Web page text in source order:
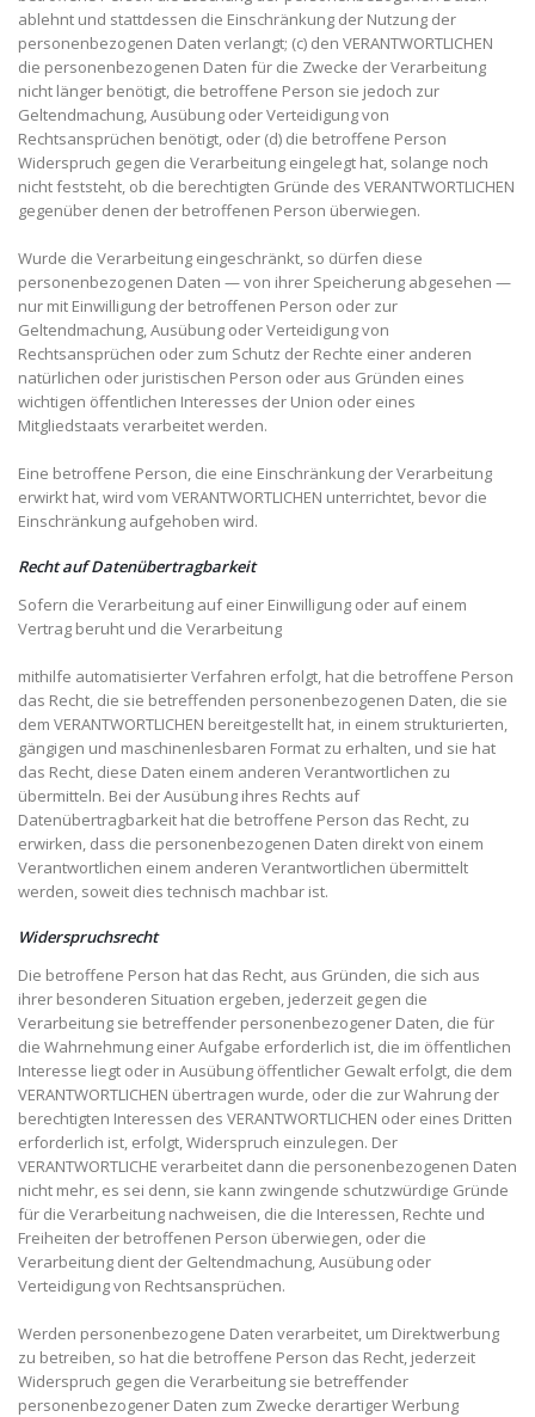
ablehnt und stattdessen die Einschränkung der Nutzung der
personenbezogenen Daten verlangt; (c) den VERANTWORTLICHEN
die personenbezogenen Daten für die Zwecke der Verarbeitung
nicht länger benötigt, die betroffene Person sie jedoch zur
Geltendmachung, Ausübung oder Verteidigung von
Rechtsansprüchen benötigt, oder (d) die betroffene Person
Widerspruch gegen die Verarbeitung eingelegt hat, solange noch
nicht feststeht, ob die berechtigten Gründe des VERANTWORTLICHEN
gegenüber denen der betroffenen Person überwiegen.
Wurde die Verarbeitung eingeschränkt, so dürfen diese
personenbezogenen Daten — von ihrer Speicherung abgesehen —
nur mit Einwilligung der betroffenen Person oder zur
Geltendmachung, Ausübung oder Verteidigung von
Rechtsansprüchen oder zum Schutz der Rechte einer anderen
natürlichen oder juristischen Person oder aus Gründen eines
wichtigen öffentlichen Interesses der Union oder eines
Mitgliedstaats verarbeitet werden.
Eine betroffene Person, die eine Einschränkung der Verarbeitung
erwirkt hat, wird vom VERANTWORTLICHEN unterrichtet, bevor die
Einschränkung aufgehoben wird.
Recht auf Datenübertragbarkeit
Sofern die Verarbeitung auf einer Einwilligung oder auf einem
Vertrag beruht und die Verarbeitung
mithilfe automatisierter Verfahren erfolgt, hat die betroffene Person
das Recht, die sie betreffenden personenbezogenen Daten, die sie
dem VERANTWORTLICHEN bereitgestellt hat, in einem strukturierten,
gängigen und maschinenlesbaren Format zu erhalten, und sie hat
das Recht, diese Daten einem anderen Verantwortlichen zu
übermitteln. Bei der Ausübung ihres Rechts auf
Datenübertragbarkeit hat die betroffene Person das Recht, zu
erwirken, dass die personenbezogenen Daten direkt von einem
Verantwortlichen einem anderen Verantwortlichen übermittelt
werden, soweit dies technisch machbar ist.
Widerspruchsrecht
Die betroffene Person hat das Recht, aus Gründen, die sich aus
ihrer besonderen Situation ergeben, jederzeit gegen die
Verarbeitung sie betreffender personenbezogener Daten, die für
die Wahrnehmung einer Aufgabe erforderlich ist, die im öffentlichen
Interesse liegt oder in Ausübung öffentlicher Gewalt erfolgt, die dem
VERANTWORTLICHEN übertragen wurde, oder die zur Wahrung der
berechtigten Interessen des VERANTWORTLICHEN oder eines Dritten
erforderlich ist, erfolgt, Widerspruch einzulegen. Der
VERANTWORTLICHE verarbeitet dann die personenbezogenen Daten
nicht mehr, es sei denn, sie kann zwingende schutzwürdige Gründe
für die Verarbeitung nachweisen, die die Interessen, Rechte und
Freiheiten der betroffenen Person überwiegen, oder die
Verarbeitung dient der Geltendmachung, Ausübung oder
Verteidigung von Rechtsansprüchen.
Werden personenbezogene Daten verarbeitet, um Direktwerbung
zu betreiben, so hat die betroffene Person das Recht, jederzeit
Widerspruch gegen die Verarbeitung sie betreffender
personenbezogener Daten zum Zwecke derartiger Werbung